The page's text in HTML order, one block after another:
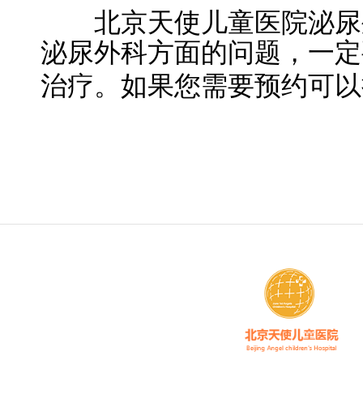
北京天使儿童医院泌尿
泌尿外科方面的问题，一
治疗。如果您需要预约可